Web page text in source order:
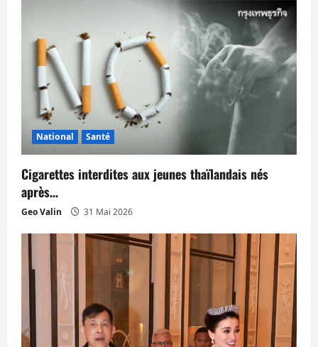
National Santé
Cigarettes interdites aux jeunes thaïlandais nés
après…
Geo Valin 31 Mai 2026